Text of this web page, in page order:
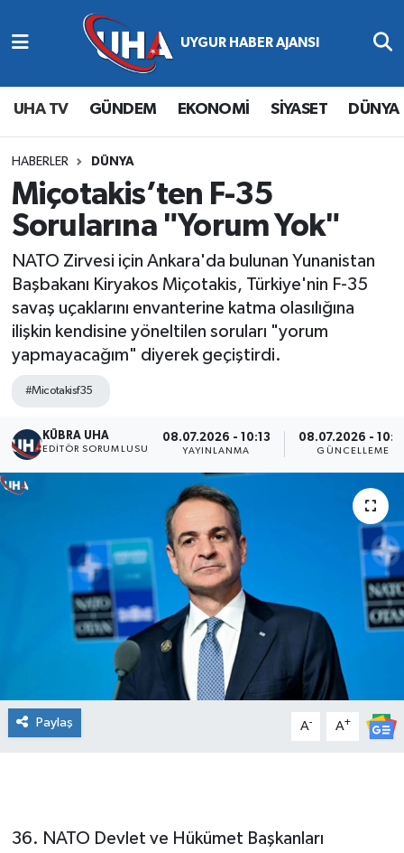
UHA TV GÜNDEM EKONOMİ SİYASET DÜNYA
HABERLER DÜNYA
Miçotakis’ten F-35
Sorularına "Yorum Yok"
NATO Zirvesi için Ankara'da bulunan Yunanistan
Başbakanı Kiryakos Miçotakis, Türkiye'nin F-35
savaş uçaklarını envanterine katma olasılığına
ilişkin kendisine yöneltilen soruları "yorum
yapmayacağım" diyerek geçiştirdi.
#Micotakisf35
KÜBRA UHA
EDİTÖR SORUMLUSU
08.07.2026 - 10:13
YAYINLANMA
08.07.2026 -
GÜNCELLEME
Paylaş A- A+
36. NATO Devlet ve Hükümet Başkanları
Abone Ol
Gündem
Ekonomi
Magazin
Siyaset
Nöbetçi Eczaneler
Hava Durumu
Namaz Vakitleri
Trafik Durumu
Süper Lig Puan Durumu ve Fikstür
Tüm Manşetler
Son Dakika Haberleri
Haber Arşivi